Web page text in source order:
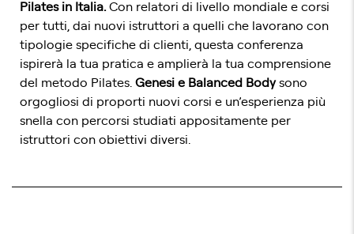
Pilates in Italia.Con relatori di livello mondiale e corsi
per tutti, dai nuovi istruttori a quelli che lavorano con
tipologie specifiche di clienti, questa conferenza
ispirerà la tua pratica e amplierà la tua comprensione
del metodo Pilates. Genesi e Balanced Bodysono
orgogliosi di proporti nuovi corsi e un’esperienza più
snella con percorsi studiati appositamente per
istruttori con obiettivi diversi.